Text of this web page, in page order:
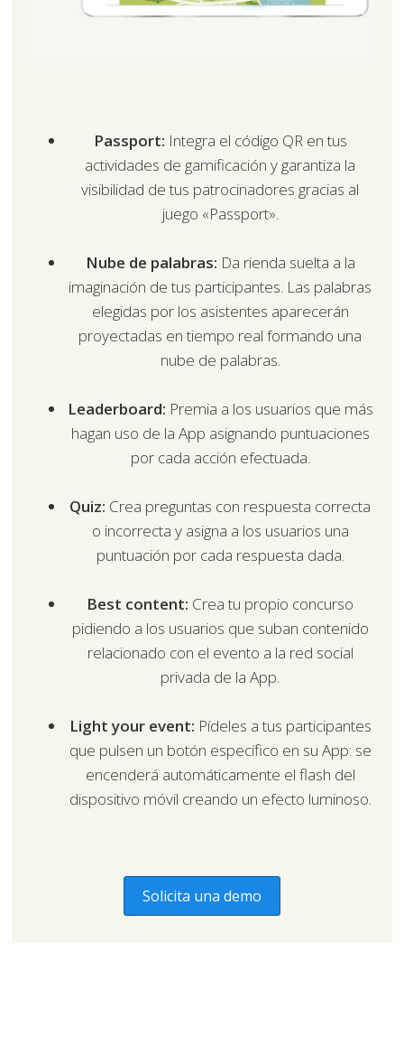
Passport: Integra el código QR en tus
actividades de gamificación y garantiza la
visibilidad de tus patrocinadores gracias al
juego «Passport».
Nube de palabras: Da rienda suelta a la
imaginación de tus participantes. Las palabras
elegidas por los asistentes aparecerán
proyectadas en tiempo real formando una
nube de palabras.
Leaderboard: Premia a los usuarios que más
hagan uso de la App asignando puntuaciones
por cada acción efectuada.
Quiz: Crea preguntas con respuesta correcta
o incorrecta y asigna a los usuarios una
puntuación por cada respuesta dada.
Best content: Crea tu propio concurso
pidiendo a los usuarios que suban contenido
relacionado con el evento a la red social
privada de la App.
Light your event: Pídeles a tus participantes
que pulsen un botón específico en su App: se
encenderá automáticamente el flash del
dispositivo móvil creando un efecto luminoso.
Solicita una demo